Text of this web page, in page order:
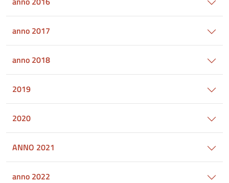
anno 2017
anno 2018
2019
2020
ANNO 2021
anno 2022